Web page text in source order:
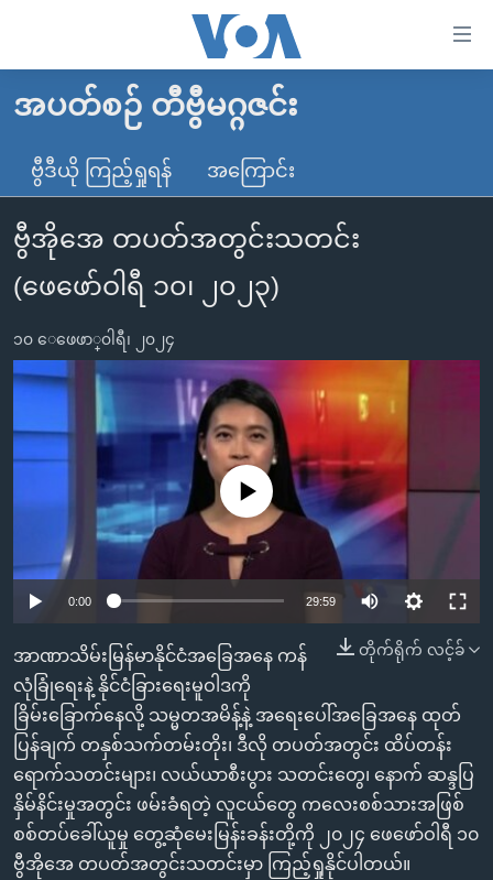
လွယ်ကူ
သည့်
Link
များ
ပင်မ
သို့
ကျော်
ရန်
စာမျက်နှာ
ကြည့်
ရန်
ရှာဖွေ
ရန်
နေရာ
သို့
ကျော်
ရန်
မူလစာမျက်နှာ
မြန်မာ
ကမ္ဘာ့သတင်းများ
နိုင်ငံတကာ
အမေရိကန်
အစ္စရေး-ပါလက်စတိုင်း
ဗွီဒီယို
သတင်းလွတ်လပ်ခွင့်
ရပ်ဝန်းတခု လမ်းတခု အလွန်
အင်္ဂလိပ်စာလေ့လာမယ်
အမေရိကန်သုံးအီဒီယံ
မကြေးမုံရဲ့ အင်္ဂလိပ်စာ
သုတပဒေသာ အင်္ဂလိပ်စာ
အပတ်စဉ်ကဏ္ဍများ
ရေဒီယို
ရေဒီယိုနှင့်ရုပ်သံ အချက်အလက်များ
Learning English
ဗွီအိုအေ လူမှုကွန်ယက်များ
ဘာသာစကားများ
အပတ်စဉ် တီဗွီမဂ္ဂဇင်း
ဗွီဒီယို ကြည့်ရှုရန် အကြောင်း
ဗွီအိုအေ တပတ်အတွင်းသတင်း
(ဖေဖော်ဝါရီ ၁၀၊ ၂၀၂၃)
၁၀ ေဖေဖာ္၀ါရီ၊ ၂၀၂၄
No media source currently available
0:00 29:59
တိုက်ရိုက် လင့်ခ်
အာဏာသိမ်းမြန်မာနိုင်ငံအခြေအနေ ကန်
လုံခြုံရေးနဲ့ နိုင်ငံခြားရေးမူဝါဒကို
ခြိမ်းခြောက်နေလို့ သမ္မတအမိန့်နဲ့ အရေးပေါ်အခြေအနေ ထုတ်
ပြန်ချက် တနှစ်သက်တမ်းတိုး၊ ဒီလို တပတ်အတွင်း ထိပ်တန်း
ရောက်သတင်းများ၊ လယ်ယာစီးပွား သတင်းတွေ၊ နောက် ဆန္ဒပြ
နှိမ်နိင်းမှုအတွင်း ဖမ်းခံရတဲ့ လူငယ်တွေ ကလေးစစ်သားအဖြစ်
စစ်တပ်ခေါ်ယူမှု တွေ့ဆုံမေးမြန်းခန်းတို့ကို ၂၀၂၄ ဖေဖော်ဝါရီ ၁၀
ဗွီအိုအေ တပတ်အတွင်းသတင်းမှာ ကြည့်ရှုနိုင်ပါတယ်။